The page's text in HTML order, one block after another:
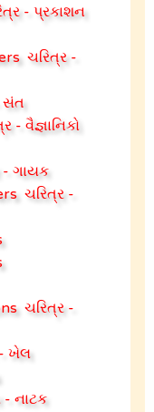
- પ્રકાશન
ચરિત્ર -
સંત
- વૈજ્ઞાનિકો
- ગાયક
ચરિત્ર -
ચરિત્ર -
ખેલ
- નાટક